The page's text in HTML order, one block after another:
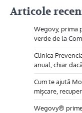
Articole
Wegovy, prima
verde de la
Clinica
anual, chiar
Cum te ajută
mișcare,
Wegovy®